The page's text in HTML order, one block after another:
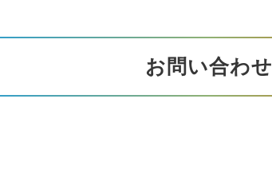
お問い合わせ